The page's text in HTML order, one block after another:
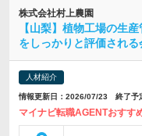
株式会社村上農園
【山梨】植物工場の生
をしっかりと評価される
人材紹介
情報更新日：2026/07/23 終了予
マイナビ転職AGENTおすす